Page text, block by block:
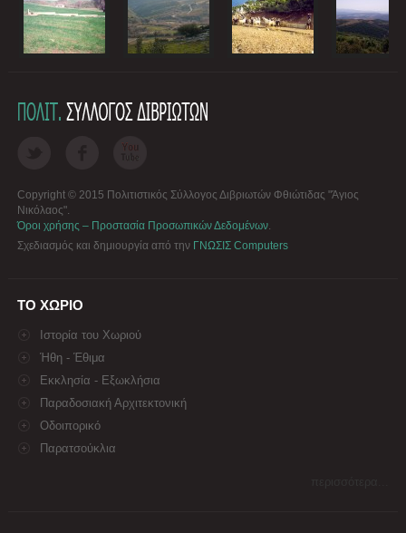
Copyright © 2015 Πολιτιστικός Σύλλογος Διβριωτών Φθιώτιδας "Άγιος
Νικόλαος".
Όροι χρήσης – Προστασία Προσωπικών Δεδομένων.
Σχεδιασμός και δημιουργία από την ΓΝΩΣΙΣ Computers
ΤΟ ΧΩΡΙΟ
Ιστορία του Χωριού
Ήθη - Έθιμα
Εκκλησία - Εξωκλήσια
Παραδοσιακή Αρχιτεκτονική
Οδοιπορικό
Παρατσούκλια